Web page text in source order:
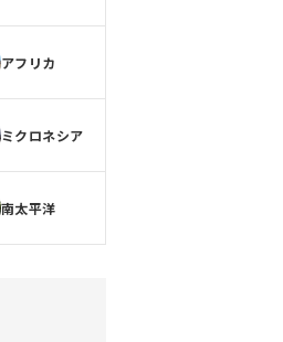
アフリカ
ミクロネシア
南太平洋